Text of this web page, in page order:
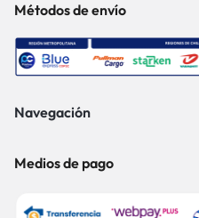
Métodos de envío
Navegación
Medios de pago